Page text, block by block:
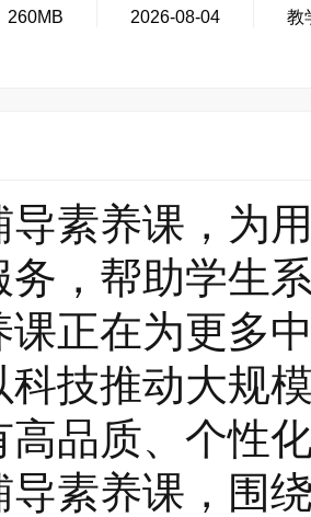
260MB 2026-08-04 教
养课，为用
务，帮助学生
课正在为更多
科技推动大规
高品质、个性
养课，围绕